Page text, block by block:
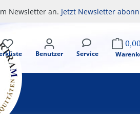
Newsletter an. Jetzt Newsletter
Benutzer Service